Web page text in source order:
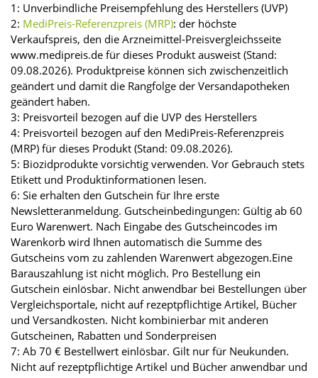
1: Unverbindliche Preisempfehlung des Herstellers (UVP)
2: MediPreis-Referenzpreis (MRP): der höchste
Verkaufspreis, den die Arzneimittel-Preisvergleichsseite
www.medipreis.de für dieses Produkt ausweist (Stand:
09.08.2026). Produktpreise können sich zwischenzeitlich
geändert und damit die Rangfolge der Versandapotheken
geändert haben.
3: Preisvorteil bezogen auf die UVP des Herstellers
4: Preisvorteil bezogen auf den MediPreis-Referenzpreis
(MRP) für dieses Produkt (Stand: 09.08.2026).
5: Biozidprodukte vorsichtig verwenden. Vor Gebrauch stets
Etikett und Produktinformationen lesen.
6: Sie erhalten den Gutschein für Ihre erste
Newsletteranmeldung. Gutscheinbedingungen: Gültig ab 60
Euro Warenwert. Nach Eingabe des Gutscheincodes im
Warenkorb wird Ihnen automatisch die Summe des
Gutscheins vom zu zahlenden Warenwert abgezogen.Eine
Barauszahlung ist nicht möglich. Pro Bestellung ein
Gutschein einlösbar. Nicht anwendbar bei Bestellungen über
Vergleichsportale, nicht auf rezeptpflichtige Artikel, Bücher
und Versandkosten. Nicht kombinierbar mit anderen
Gutscheinen, Rabatten und Sonderpreisen
7: Ab 70 € Bestellwert einlösbar. Gilt nur für Neukunden.
Nicht auf rezeptpflichtige Artikel und Bücher anwendbar und